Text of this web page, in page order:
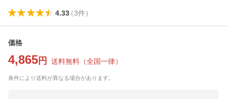
4.33（3件）
価格
4,865 円 送料無料 （全国一律）
条件により送料が異なる場合があります。